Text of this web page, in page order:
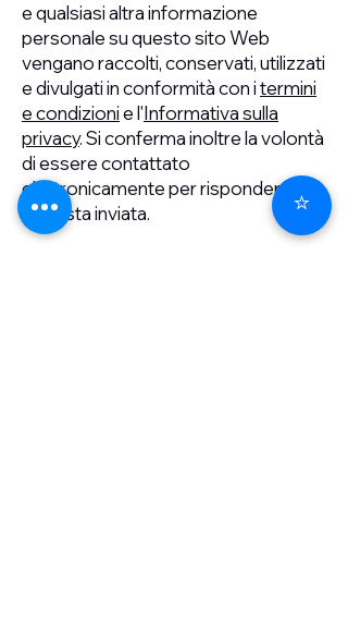
e qualsiasi altra informazione
personale su questo sito Web
vengano raccolti, conservati, utilizzati
e divulgati in conformità con itermini
e condizionie l'Informativa sulla
privacy. Si conferma inoltre la volontà
di essere contattato
elettronicamente per rispondere alla
richiesta inviata.
⭐